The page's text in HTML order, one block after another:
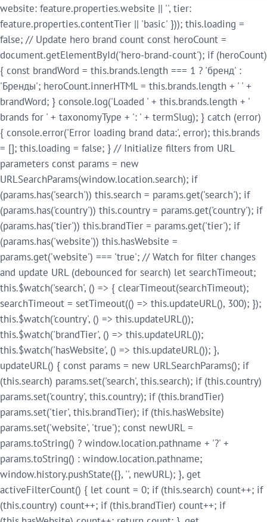
website: feature.properties.website || '', tier:
feature.properties.contentTier || 'basic' })); this.loading =
false; // Update hero brand count const heroCount =
document.getElementById('hero-brand-count'); if (heroCount)
{ const brandWord = this.brands.length === 1 ? 'бренд' :
'Бренды'; heroCount.innerHTML = this.brands.length + ' ' +
brandWord; } console.log('Loaded ' + this.brands.length + '
brands for ' + taxonomyType + ': ' + termSlug); } catch (error)
{ console.error('Error loading brand data:', error); this.brands
= []; this.loading = false; } // Initialize filters from URL
parameters const params = new
URLSearchParams(window.location.search); if
(params.has('search')) this.search = params.get('search'); if
(params.has('country')) this.country = params.get('country'); if
(params.has('tier')) this.brandTier = params.get('tier'); if
(params.has('website')) this.hasWebsite =
params.get('website') === 'true'; // Watch for filter changes
and update URL (debounced for search) let searchTimeout;
this.$watch('search', () => { clearTimeout(searchTimeout);
searchTimeout = setTimeout(() => this.updateURL(), 300); });
this.$watch('country', () => this.updateURL());
this.$watch('brandTier', () => this.updateURL());
this.$watch('hasWebsite', () => this.updateURL()); },
updateURL() { const params = new URLSearchParams(); if
(this.search) params.set('search', this.search); if (this.country)
params.set('country', this.country); if (this.brandTier)
params.set('tier', this.brandTier); if (this.hasWebsite)
params.set('website', 'true'); const newURL =
params.toString() ? window.location.pathname + '?' +
params.toString() : window.location.pathname;
window.history.pushState({}, '', newURL); }, get
activeFilterCount() { let count = 0; if (this.search) count++; if
(this.country) count++; if (this.brandTier) count++; if